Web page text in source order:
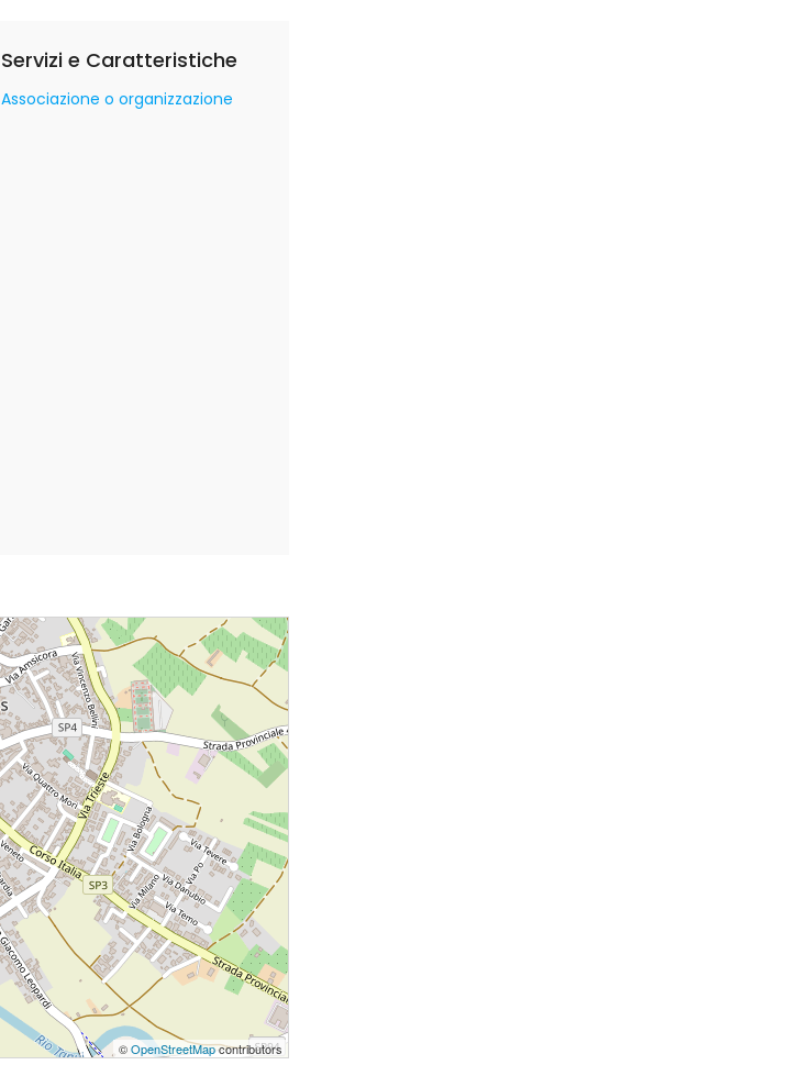
Servizi e Caratteristiche
Associazione o organizzazione
©OpenStreetMapcontributors